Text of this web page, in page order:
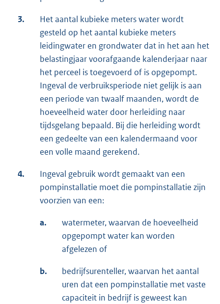
3.
Het aantal kubieke meters water wordt
gesteld op het aantal kubieke meters
leidingwater en grondwater dat in het aan het
belastingjaar voorafgaande kalenderjaar naar
het perceel is toegevoerd of is opgepompt.
Ingeval de verbruiksperiode niet gelijk is aan
een periode van twaalf maanden, wordt de
hoeveelheid water door herleiding naar
tijdsgelang bepaald. Bij die herleiding wordt
een gedeelte van een kalendermaand voor
een volle maand gerekend.
4.
Ingeval gebruik wordt gemaakt van een
pompinstallatie moet die pompinstallatie zijn
voorzien van een:
a.
watermeter, waarvan de hoeveelheid
opgepompt water kan worden
afgelezen of
b.
bedrijfsurenteller, waarvan het aantal
uren dat een pompinstallatie met vaste
capaciteit in bedrijf is geweest kan